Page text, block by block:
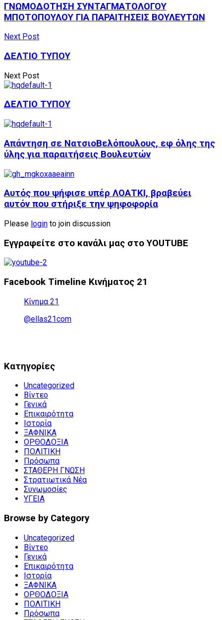
ΓΝΩΜΟΔΟΤΗΣΗ ΣΥΝΤΑΓΜΑΤΟΛΟΓΟΥ
ΜΠΟΤΟΠΟΥΛΟΥ ΓΙΑ ΠΑΡΑΙΤΗΣΕΙΣ ΒΟΥΛΕΥΤΩΝ
Next Post
ΔΕΛΤΙΟ ΤΥΠΟΥ
Next Post
ΔΕΛΤΙΟ ΤΥΠΟΥ
Απάντηση σε ΝατσιοΒελόπουλους, εφ όλης της
ύλης για παραιτήσεις Βουλευτών
Αυτός που ψήφισε υπέρ ΛΟΑΤΚΙ, βραβεύει
αυτόν που στήριξε την ψηφοφορία
Please login to join discussion
Εγγραφείτε στο κανάλι μας στο YOUTUBE
Facebook Timeline Κινήματος 21
Κίνημα 21
@ellas21com
Kατηγορίες
Uncategorized
Βίντεο
Γενικά
Επικαιρότητα
Ιστορία
ΞΑΦΝΙΚΑ
ΟΡΘΟΔΟΞΙΑ
ΠΟΛΙΤΙΚΗ
Πρόσωπα
ΣΤΑΘΕΡΗ ΓΝΩΣΗ
Στρατιωτικά Νέα
Συνωμοσίες
ΥΓΕΙΑ
Browse by Category
Uncategorized
Βίντεο
Γενικά
Επικαιρότητα
Ιστορία
ΞΑΦΝΙΚΑ
ΟΡΘΟΔΟΞΙΑ
ΠΟΛΙΤΙΚΗ
Πρόσωπα